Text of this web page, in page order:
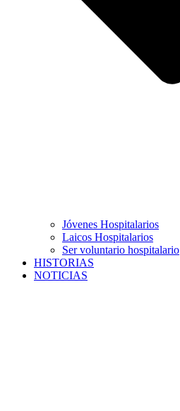
Jóvenes Hospitalarios
Laicos Hospitalarios
Ser voluntario hospitalario
HISTORIAS
NOTICIAS